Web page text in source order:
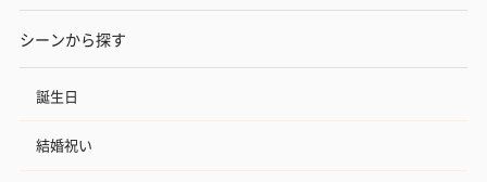
シーンから探す
誕生日
結婚祝い